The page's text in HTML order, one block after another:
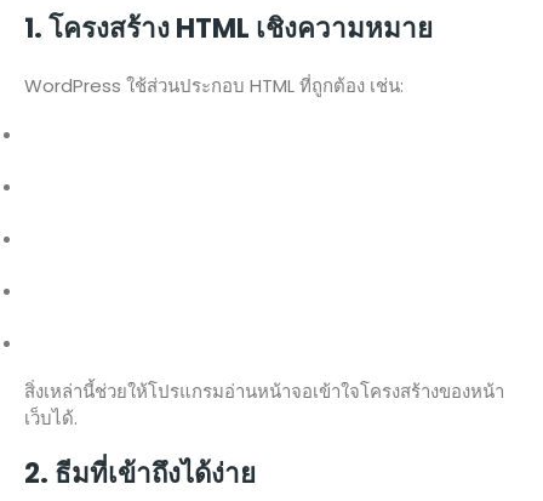
1. โครงสร้าง HTML เชิงความหมาย
WordPress ใช้ส่วนประกอบ HTML ที่ถูกต้อง เช่น:
สิ่งเหล่านี้ช่วยให้โปรแกรมอ่านหน้าจอเข้าใจโครงสร้างของหน้า
เว็บได้.
2. ธีมที่เข้าถึงได้ง่าย